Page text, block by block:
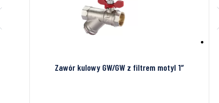
Zawór kulowy GW/GW z filtrem motyl 1″